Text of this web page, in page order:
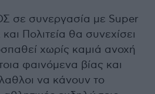
σε συνεργασία με Super
Πολιτεία θα συνεχίσει
χωρίς καμιά ανοχή
φαινόμενα βίας και
να κάνουν το